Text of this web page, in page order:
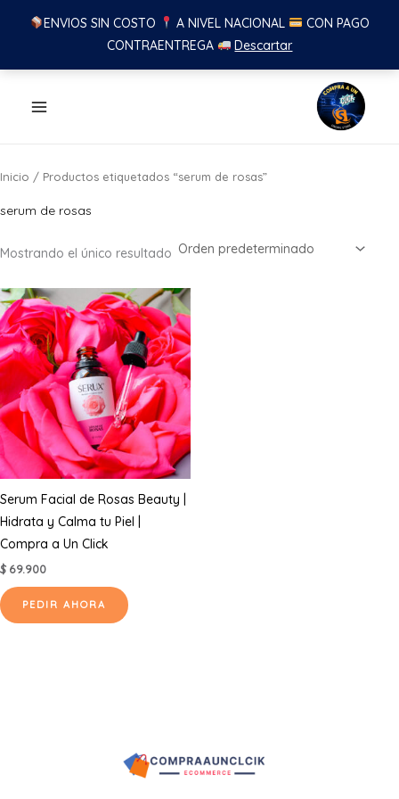
ENVIOS SIN COSTO A NIVEL NACIONAL
CON PAGO
CONTRAENTREGA
Descartar
Inicio / Productos etiquetados “serum de rosas”
serum de rosas
Mostrando el único resultado
Serum Facial de Rosas Beauty |
Hidrata y Calma tu Piel |
Compra a Un Click
$ 69.900
PEDIR AHORA